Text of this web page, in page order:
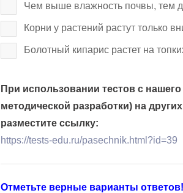
Чем выше влажность почвы, тем
Корни у растений растут только
Болотный кипарис растет на
При использовании тестов с
методической разработки) на
разместите ссылку:
https://tests-edu.ru/pasechnik.html?id=39
Отметьте верные варианты ответов!